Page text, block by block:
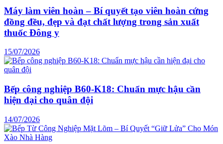
Máy làm viên hoàn – Bí quyết tạo viên hoàn cứng
đồng đều, đẹp và đạt chất lượng trong sản xuất
thuốc Đông y
15/07/2026
Bếp công nghiệp B60-K18: Chuẩn mực hậu cần
hiện đại cho quân đội
14/07/2026